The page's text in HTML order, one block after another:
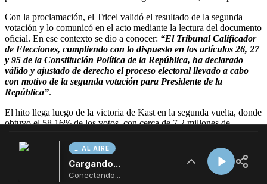
AL AIRE
Cargando...
Conectando...